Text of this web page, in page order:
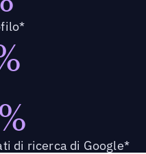
di ricerca di Google*